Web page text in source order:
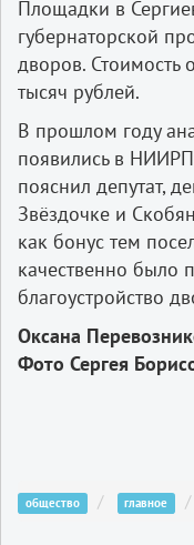
Площадки в
губернаторской
дворов. Стоимость
тысяч рублей.
В прошлом году
появились в
пояснил депутат,
Звёздочке и
как бонус тем
качественно было
благоустройство
Оксана
Фото Сергея
общество главное